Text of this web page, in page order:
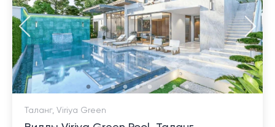
Таланг, Viriya Green